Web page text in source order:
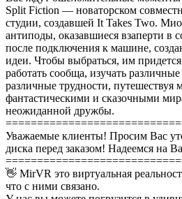
Split Fiction — новаторском
студии, создавшей It Takes Two.
антиподы, оказавшиеся взаперти в
после подключения к машине,
идеи. Чтобы выбраться, им придется
работать сообща, изучать
различные трудности, путешествуя
фантастическими и сказочными
неожиданной дружбы.
Уважаемые клиенты! Просим Вас
диска перед заказом! Надеемся на
👋 MirVR это виртуальная
что с ними связано.